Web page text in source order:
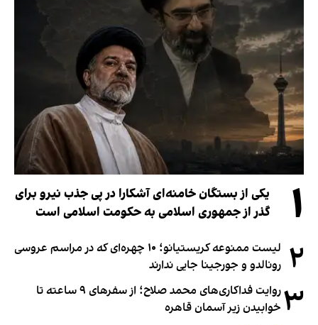
۱
یکی از بستگان خامنه‌ای آشکارا در پی جذب نیرو برای
گذر از جمهوری اسلامی به حکومت اسلامی است
۲
لیست ممنوعه کریستیانو؛ ۱۰ چهره‌ای که در مراسم عروسی
رونالدو و جورجینا جایی ندارند
۳
روایت فداکاری‌های محمد صلاح؛ از سفرهای ۹ ساعته تا
خوابیدن زیر آسمان قاهره